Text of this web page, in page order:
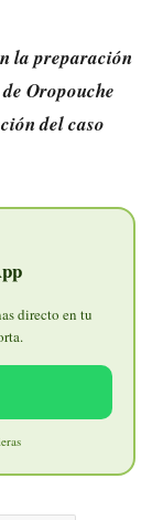
la preparación
Oropouche
del caso
directo en tu